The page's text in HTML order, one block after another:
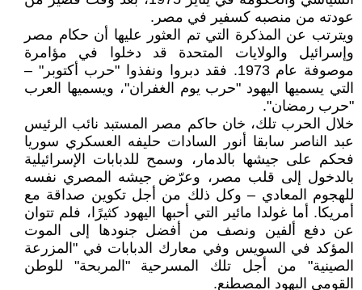
عودته من منصبه كسفير في مصر‎.‎
ويترتب عن المذكرة التي تم العثور عليها أن حكام مصر
وإسرائيل والولايات المتحدة قد دخلوا في ‏مؤامرة
موصوفة عام 1973. فقد دبروا ونفذوا "حرب أكتوبر" –
التي يسميها اليهود "حرب يوم الغفران"، ‏ويسميها العرب
"حرب رمضان".‏
خلال الحرب تلك، خان حاكم مصر المستبد نائب الرئيس
عبد الناصر سابقا أنور السادات حليفه ‏العسكري سوريا
فحكم على جيشها بالدمار، وسمح للدبابات الإسرائيلية
بالدخول إلى قلب مصر، وعرّض ‏جيشه المصري نفسه
للهجوم المعادي – وكل ذلك من أجل تكوين صداقة مع
أمريكا. أما غولدا مائير التي ‏أحبها اليهود كثيرًا، فلم تتوان
عن دفع ألفين ونصف من أفضل جنودها إلى الموت
المؤكد في السويس وفي ‏معارك الدبابات في "المزرعة
الصينية" من أجل تلك المسرحية "المربحة" للوطن
القومي اليهود المصطنع‎.‎